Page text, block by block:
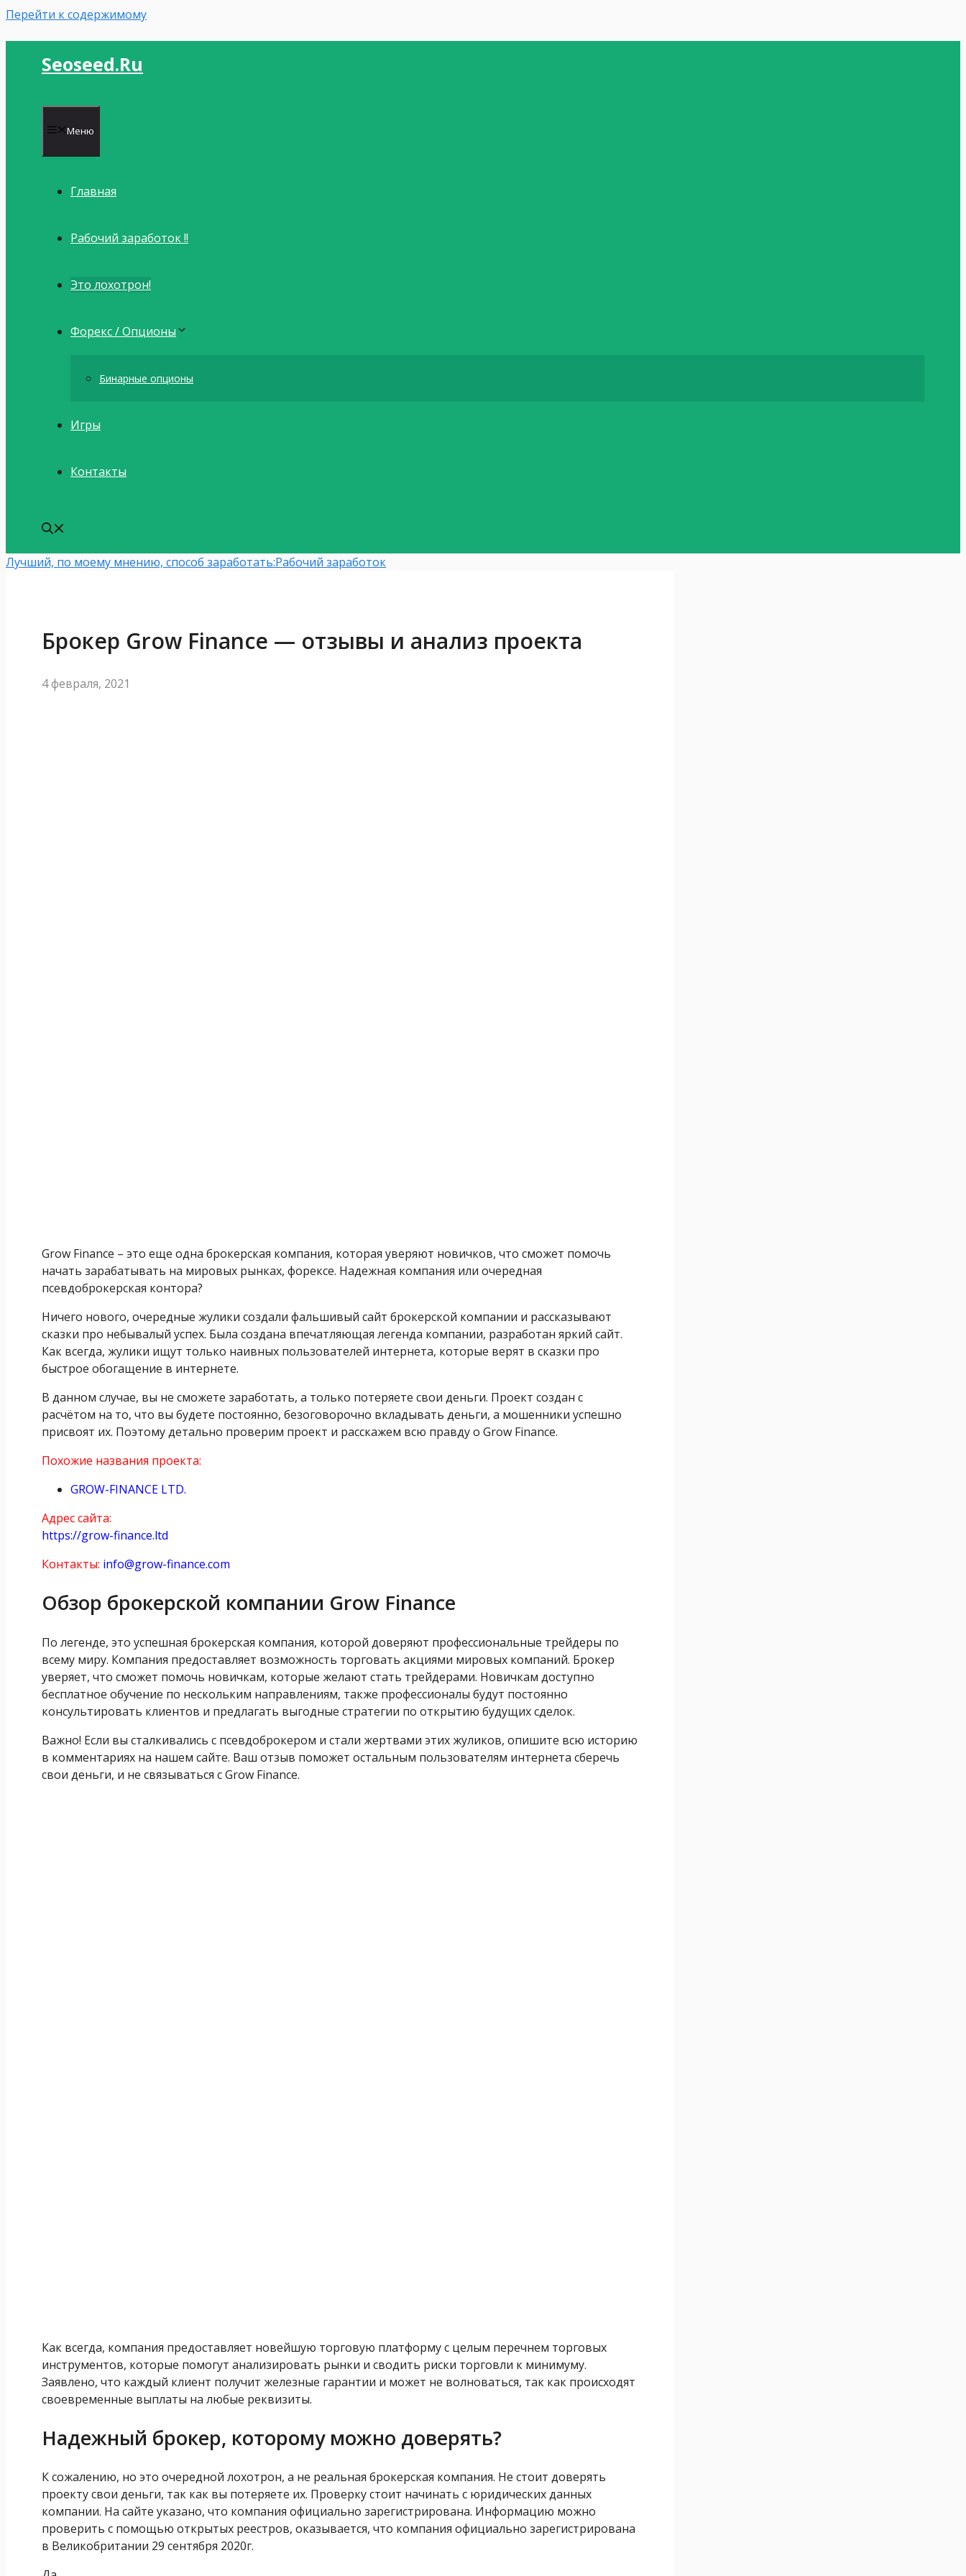
Перейти к содержимому
Seoseed.ru
Меню
Главная
Рабочий заработок !!
Это лохотрон!
Форекс / Опционы
Бинарные опционы
Игры
Контакты
Лучший, по моему мнению, способ заработать:Рабочий заработок
Брокер Grow Finance — отзывы и анализ проекта
4 февраля, 2021
Grow Finance – это еще одна брокерская компания, которая уверяют новичков, что сможет помочь
начать зарабатывать на мировых рынках, форексе. Надежная компания или очередная
псевдоброкерская контора?
Ничего нового, очередные жулики создали фальшивый сайт брокерской компании и рассказывают
сказки про небывалый успех. Была создана впечатляющая легенда компании, разработан яркий сайт.
Как всегда, жулики ищут только наивных пользователей интернета, которые верят в сказки про
быстрое обогащение в интернете.
В данном случае, вы не сможете заработать, а только потеряете свои деньги. Проект создан с
расчётом на то, что вы будете постоянно, безоговорочно вкладывать деньги, а мошенники успешно
присвоят их. Поэтому детально проверим проект и расскажем всю правду о Grow Finance.
Похожие названия проекта:
GROW-FINANCE LTD.
Адрес сайта:
https://grow-finance.ltd
Контакты: info@grow-finance.com
Обзор брокерской компании Grow Finance
По легенде, это успешная брокерская компания, которой доверяют профессиональные трейдеры по
всему миру. Компания предоставляет возможность торговать акциями мировых компаний. Брокер
уверяет, что сможет помочь новичкам, которые желают стать трейдерами. Новичкам доступно
бесплатное обучение по нескольким направлениям, также профессионалы будут постоянно
консультировать клиентов и предлагать выгодные стратегии по открытию будущих сделок.
Важно! Если вы сталкивались с псевдоброкером и стали жертвами этих жуликов, опишите всю историю
в комментариях на нашем сайте. Ваш отзыв поможет остальным пользователям интернета сберечь
свои деньги, и не связываться с Grow Finance.
Как всегда, компания предоставляет новейшую торговую платформу с целым перечнем торговых
инструментов, которые помогут анализировать рынки и сводить риски торговли к минимуму.
Заявлено, что каждый клиент получит железные гарантии и может не волноваться, так как происходят
своевременные выплаты на любые реквизиты.
Надежный брокер, которому можно доверять?
К сожалению, но это очередной лохотрон, а не реальная брокерская компания. Не стоит доверять
проекту свои деньги, так как вы потеряете их. Проверку стоит начинать с юридических данных
компании. На сайте указано, что компания официально зарегистрирована. Информацию можно
проверить с помощью открытых реестров, оказывается, что компания официально зарегистрирована
в Великобритании 29 сентября 2020г.